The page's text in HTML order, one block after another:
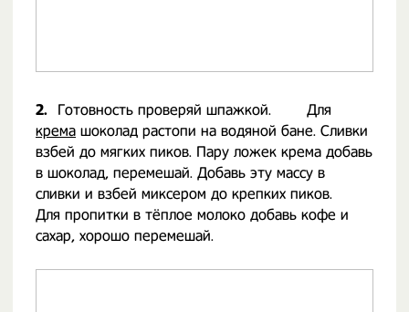
2.
Готовность проверяй шпажкой. ⠀ ⠀ Для
крема шоколад растопи на водяной бане. Сливки
взбей до мягких пиков. Пару ложек крема добавь
в шоколад, перемешай. Добавь эту массу в
сливки и взбей миксером до крепких пиков. ⠀ ⠀
Для пропитки в тёплое молоко добавь кофе и
сахар, хорошо перемешай. ⠀ ⠀